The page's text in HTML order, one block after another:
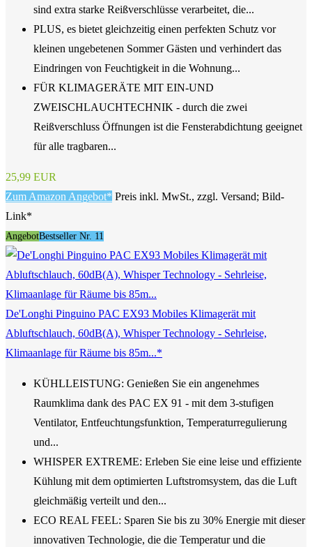
sind extra starke Reißverschlüsse verarbeitet, die...
PLUS, es bietet gleichzeitig einen perfekten Schutz vor
kleinen ungebetenen Sommer Gästen und verhindert das
Eindringen von Feuchtigkeit in die Wohnung...
FÜR KLIMAGERÄTE MIT EIN-UND
ZWEISCHLAUCHTECHNIK - durch die zwei
Reißverschluss Öffnungen ist die Fensterabdichtung geeignet
für alle tragbaren...
25,99 EUR
Zum Amazon Angebot* Preis inkl. MwSt., zzgl. Versand; Bild-
Link*
AngebotBestseller Nr. 11
De'Longhi Pinguino PAC EX93 Mobiles Klimagerät mit
Abluftschlauch, 60dB(A), Whisper Technology - Sehrleise,
Klimaanlage für Räume bis 85m...*
KÜHLLEISTUNG: Genießen Sie ein angenehmes
Raumklima dank des PAC EX 91 - mit dem 3-stufigen
Ventilator, Entfeuchtungsfunktion, Temperaturregulierung
und...
WHISPER EXTREME: Erleben Sie eine leise und effiziente
Kühlung mit dem optimierten Luftstromsystem, das die Luft
gleichmäßig verteilt und den...
ECO REAL FEEL: Sparen Sie bis zu 30% Energie mit dieser
innovativen Technologie, die die Temperatur und die